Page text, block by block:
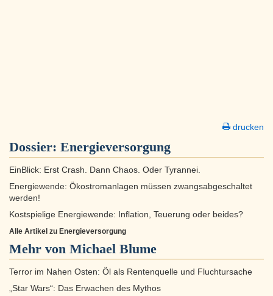
drucken
Dossier: Energieversorgung
EinBlick: Erst Crash. Dann Chaos. Oder Tyrannei.
Energiewende: Ökostromanlagen müssen zwangsabgeschaltet
werden!
Kostspielige Energiewende: Inflation, Teuerung oder beides?
Alle Artikel zu Energieversorgung
Mehr von Michael Blume
Terror im Nahen Osten: Öl als Rentenquelle und Fluchtursache
„Star Wars“: Das Erwachen des Mythos